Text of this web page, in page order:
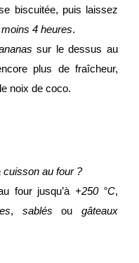
biscuitée, puis laissez
4 heures.
sur le dessus au
plus de fraîcheur,
noix de coco.
cuisson au four ?
four jusqu’à +250 °C,
, sablés ougâteaux